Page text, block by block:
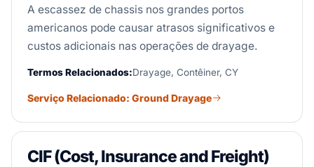
A escassez de chassis nos grandes portos
americanos pode causar atrasos significativos e
custos adicionais nas operações de drayage.
Termos Relacionados:Drayage, Contêiner, CY
Serviço Relacionado: Ground Drayage
CIF (Cost, Insurance and Freight)